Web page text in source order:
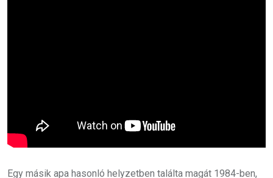
Egy másik apa hasonló helyzetben találta magát 1984-ben,